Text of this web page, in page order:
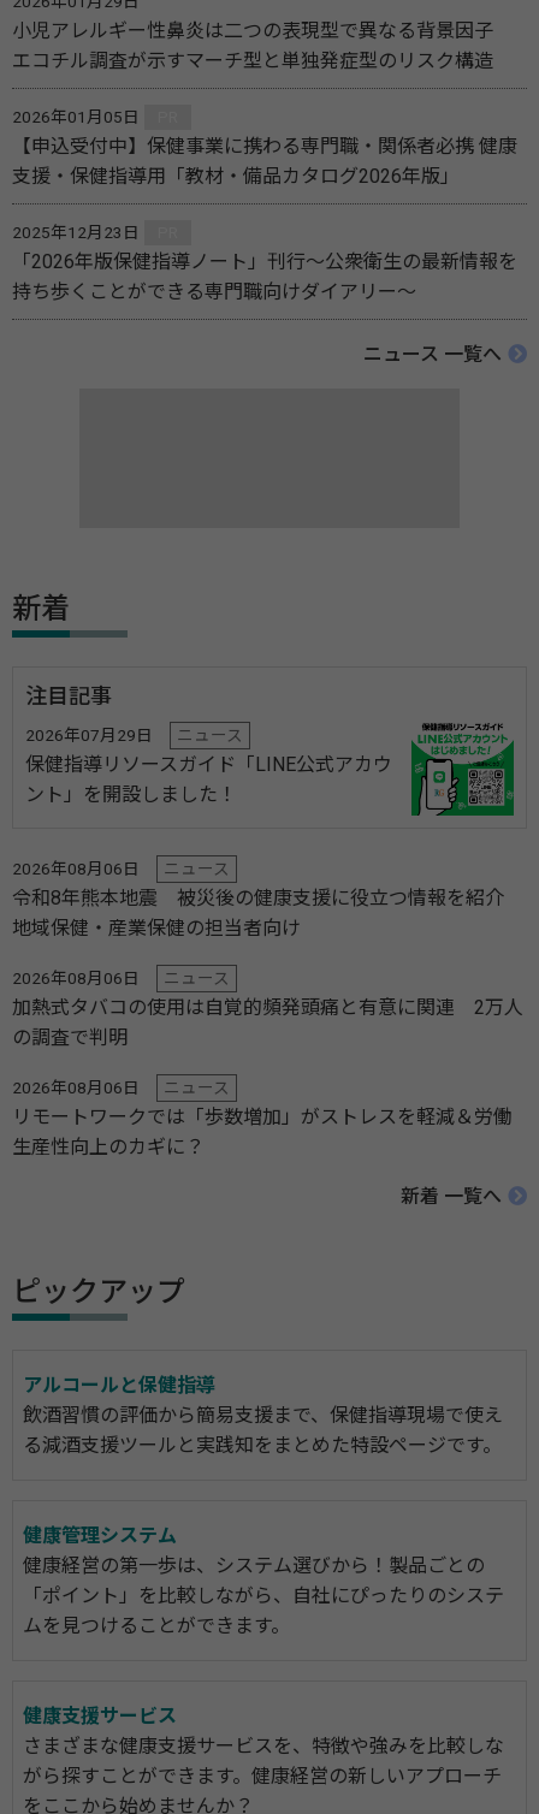
小児アレルギー性鼻炎は二つの表現型で異なる背景因子
エコチル調査が示すマーチ型と単独発症型のリスク構造
2026年01月05日
【申込受付中】保健事業に携わる専門職・関係者必携 健康
支援・保健指導用「教材・備品カタログ2026年版」
2025年12月23日
「2026年版保健指導ノート」刊行～公衆衛生の最新情報を
持ち歩くことができる専門職向けダイアリー～
ニュース 一覧へ
新着
注目記事
2026年07月29日 ニュース
保健指導リソースガイド「LINE公式アカウ
ント」を開設しました！
2026年08月06日 ニュース
令和8年熊本地震 被災後の健康支援に役立つ情報を紹介
地域保健・産業保健の担当者向け
2026年08月06日 ニュース
加熱式タバコの使用は自覚的頻発頭痛と有意に関連 2万人
の調査で判明
2026年08月06日 ニュース
リモートワークでは「歩数増加」がストレスを軽減＆労働
生産性向上のカギに？
新着 一覧へ
ピックアップ
アルコールと保健指導
飲酒習慣の評価から簡易支援まで、保健指導現場で使え
る減酒支援ツールと実践知をまとめた特設ページです。
健康管理システム
健康経営の第一歩は、システム選びから！製品ごとの
「ポイント」を比較しながら、自社にぴったりのシステ
ムを見つけることができます。
健康支援サービス
さまざまな健康支援サービスを、特徴や強みを比較しな
がら探すことができます。健康経営の新しいアプローチ
をここから始めませんか？